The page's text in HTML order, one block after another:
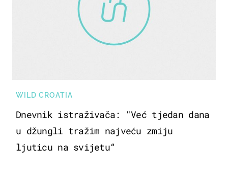
WILD CROATIA
Dnevnik istraživača: "Već tjedan dana
u džungli tražim najveću zmiju
ljuticu na svijetu“